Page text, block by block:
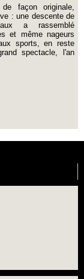
façon originale,
: une descente de
a rassemblé
et même nageurs
sports, en reste
spectacle, l'an